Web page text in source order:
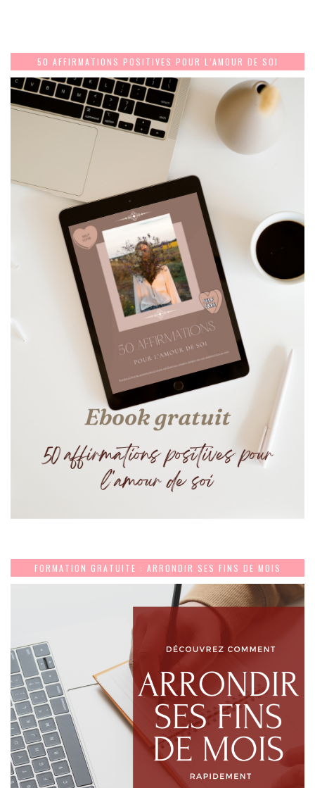
50 AFFIRMATIONS POSITIVES POUR L’AMOUR DE SOI
FORMATION GRATUITE : ARRONDIR SES FINS DE MOIS